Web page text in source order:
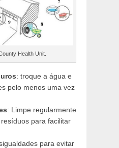
Health Unit.
: troque a água e
pelo menos uma vez
: Limpe regularmente
para facilitar
para evitar